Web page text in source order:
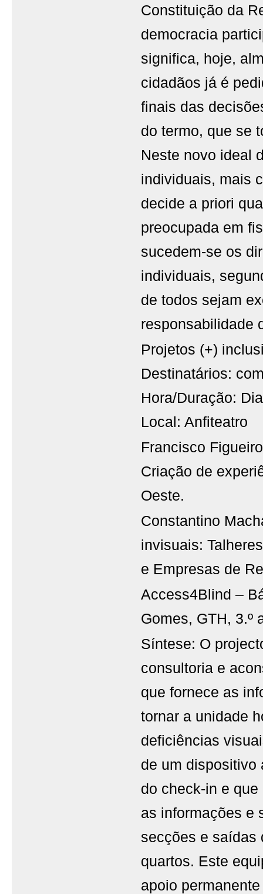
Constituição da
democracia
significa, hoje,
cidadãos já é
finais das
do termo, que se
Neste novo ideal
individuais, mais
decide a priori
preocupada em
sucedem-se os
individuais,
de todos sejam
responsabilidade
Projetos (+)
Destinatários:
Hora/Duração:
Local: Anfiteatro
Francisco
Criação de
Oeste.
Constantino
invisuais:
e Empresas de
Access4Blind –
Gomes, GTH, 3.º
Síntese: O
consultoria e
que fornece as
tornar a unidade
deficiências
de um dispositivo
do check-in e
as informações e
secções e saídas
quartos. Este
apoio